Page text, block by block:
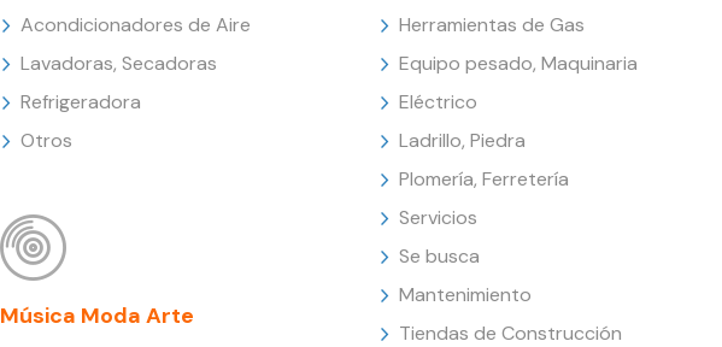
Acondicionadores de Aire
Lavadoras, Secadoras
Refrigeradora
Otros
Música Moda Arte
Herramientas de Gas
Equipo pesado, Maquinaria
Eléctrico
Ladrillo, Piedra
Plomería, Ferretería
Servicios
Se busca
Mantenimiento
Tiendas de Construcción